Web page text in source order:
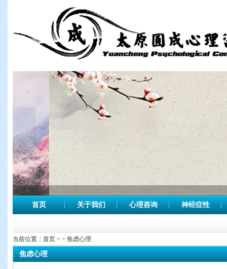
首页 关于我们 心理咨询 神经症性
当前位置： 首页 > > 焦虑心理
焦虑心理